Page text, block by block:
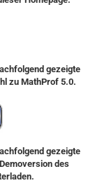
gezeigte
zu MathProf 5.0.
gezeigte
des